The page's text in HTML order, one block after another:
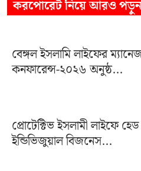
করপোরেটনিয়ে আরও পড়ুন
বেঙ্গল ইসলামি লাইফের
কনফারেন্স-২০২৬ অনুষ্ঠ...
প্রোটেক্টিভ ইসলামী লাইফে
ইন্ডিভিজুয়াল বিজনেস...